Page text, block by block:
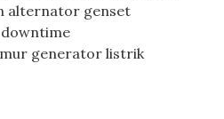
alternator genset
generator listrik